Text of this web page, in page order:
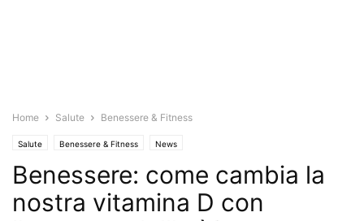
Home Salute Benessere & Fitness
Salute Benessere & Fitness News
Benessere: come cambia la
nostra vitamina D con